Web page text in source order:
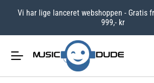
Vi har lige lanceret webshoppen - Gratis
999,- kr